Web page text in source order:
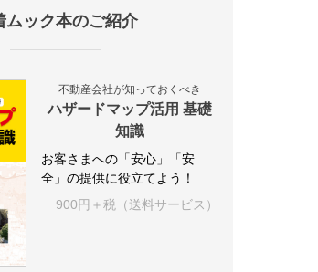
ムック本のご紹介
不動産会社が知っておくべき
ハザードマップ活用 基礎
知識
お客さまへの「安心」「安
全」の提供に役立てよう！
900円＋税（送料サービス）